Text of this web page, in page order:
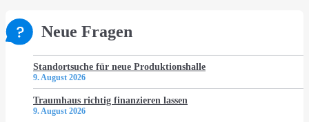
Neue Fragen
Standortsuche für neue Produktionshalle
9. August 2026
Traumhaus richtig finanzieren lassen
9. August 2026